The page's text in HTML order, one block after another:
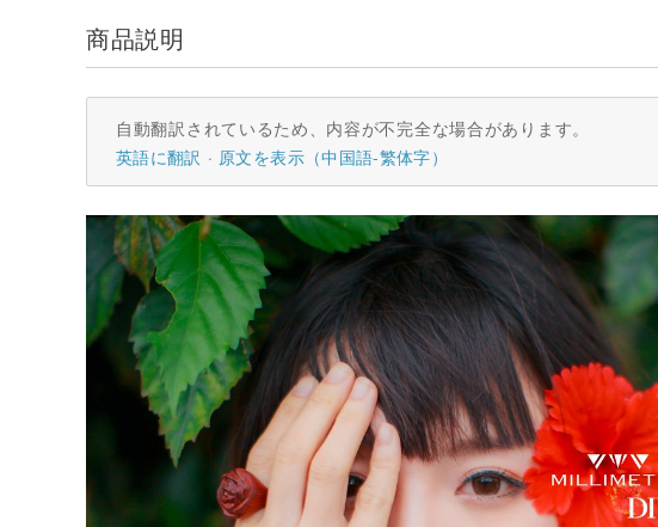
商品説明
自動翻訳されているため、内容が不完全な場合があります。
英語に翻訳
原文を表示（中国語-繁体字）